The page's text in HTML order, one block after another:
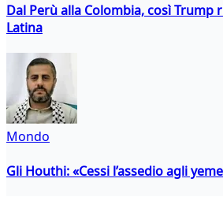
Dal Perù alla Colombia, così Trump
Latina
Mondo
Gli Houthi: «Cessi l’assedio agli